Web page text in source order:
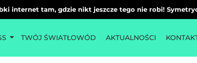
internet tam, gdzie nikt jeszcze tego nie robi!
TWÓJ ŚWIATŁOWÓD AKTUALNOŚCI